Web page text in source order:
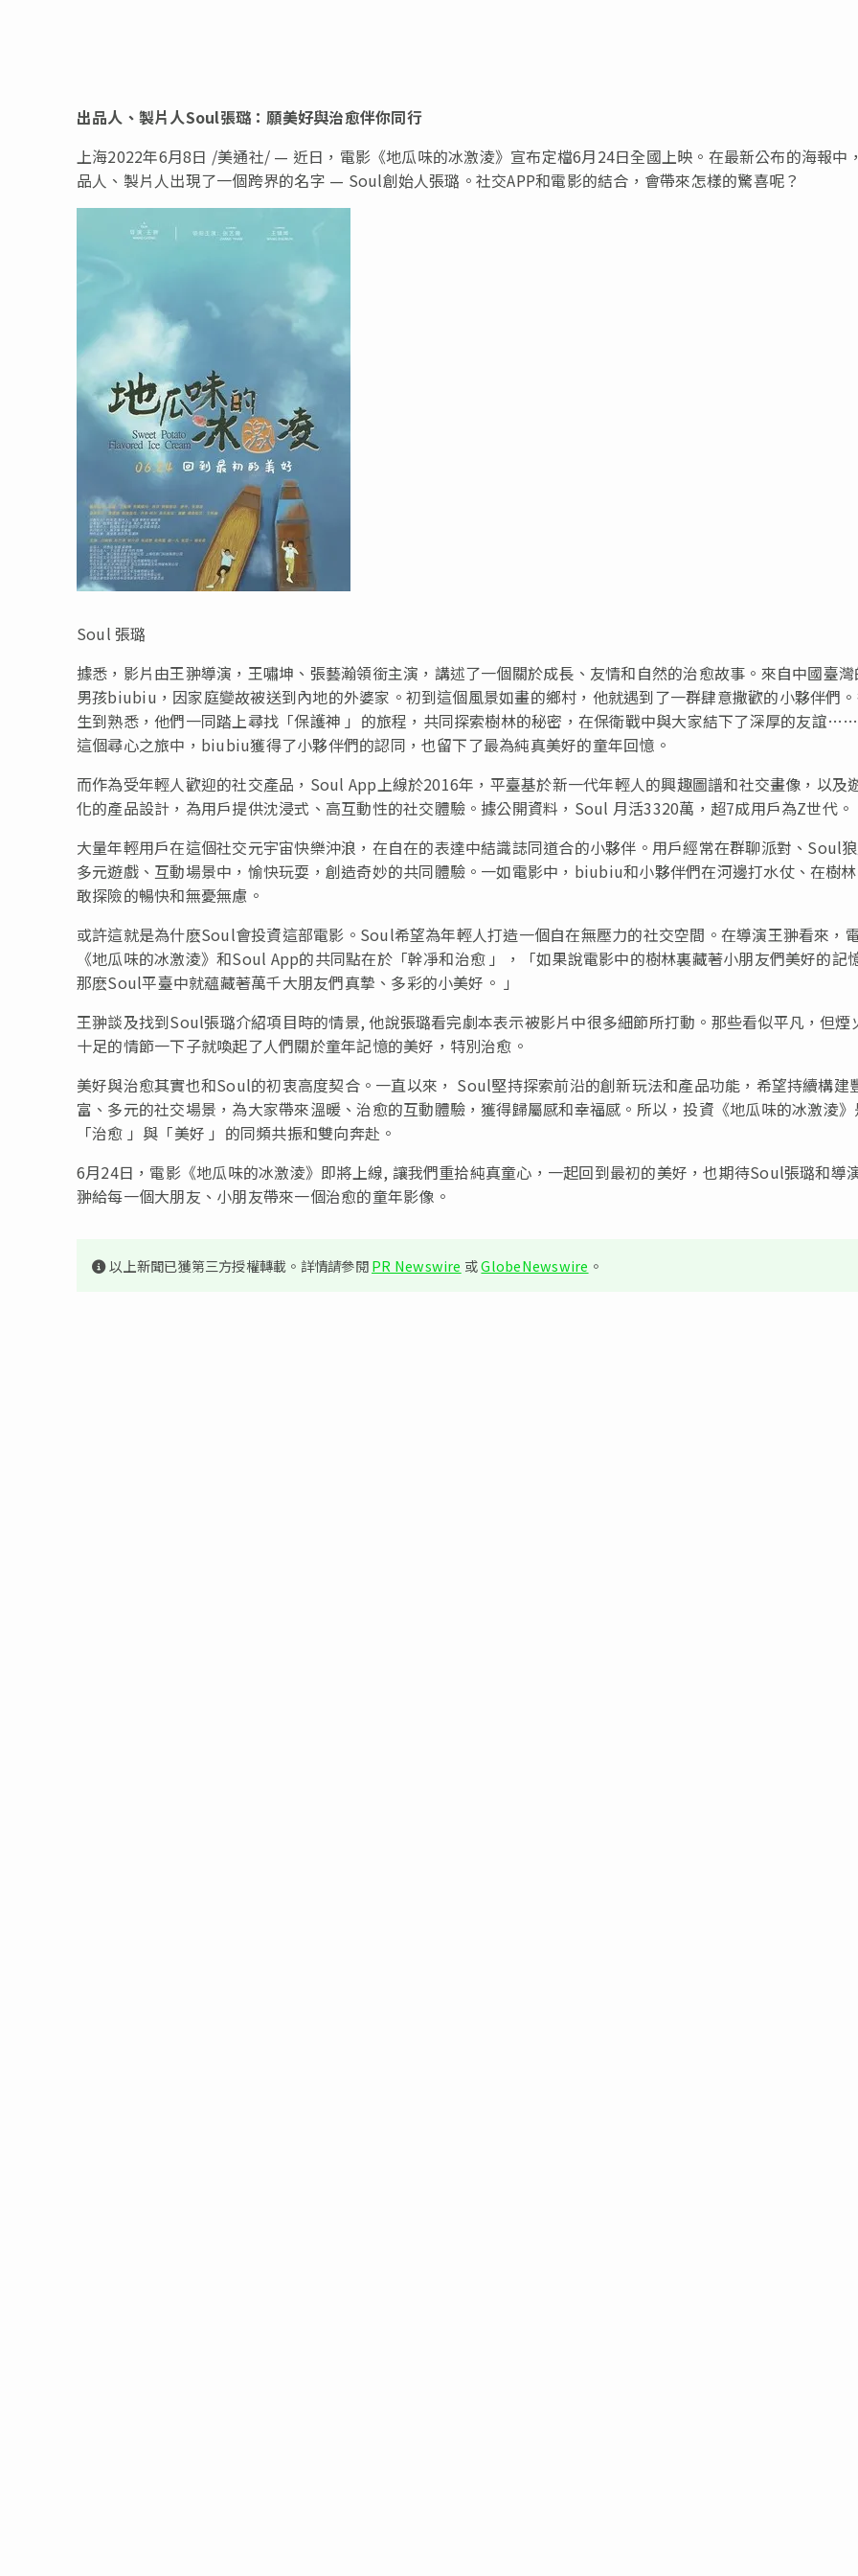
出品人、製片人Soul張璐：願美好與治愈伴你同行
上海2022年6月8日 /美通社/ — 近日，電影《地瓜味的冰激淩》宣布定檔6月24日全國上映。在最新公布的海報中
品人、製片人出現了一個跨界的名字 — Soul創始人張璐。社交APP和電影的結合，會帶來怎樣的驚喜呢？
Soul 張璐
據悉，影片由王翀導演，王嘯坤、張藝瀚領銜主演，講述了一個關於成長、友情和自然的治愈故事。來自中國臺
男孩biubiu，因家庭變故被送到內地的外婆家。初到這個風景如畫的鄉村，他就遇到了一群肆意撒歡的小夥伴們
生到熟悉，他們一同踏上尋找「保護神 」的旅程，共同探索樹林的秘密，在保衛戰中與大家結下了深厚的友誼
這個尋心之旅中，biubiu獲得了小夥伴們的認同，也留下了最為純真美好的童年回憶。
而作為受年輕人歡迎的社交產品，Soul App上線於2016年，平臺基於新一代年輕人的興趣圖譜和社交畫像，以及
化的產品設計，為用戶提供沈浸式、高互動性的社交體驗。據公開資料，Soul 月活3320萬，超7成用戶為Z世代。
大量年輕用戶在這個社交元宇宙快樂沖浪，在自在的表達中結識誌同道合的小夥伴。用戶經常在群聊派對、Soul
多元遊戲、互動場景中，愉快玩耍，創造奇妙的共同體驗。一如電影中，biubiu和小夥伴們在河邊打水仗、在樹
敢探險的暢快和無憂無慮。
或許這就是為什麽Soul會投資這部電影。Soul希望為年輕人打造一個自在無壓力的社交空間。在導演王翀看來，
《地瓜味的冰激淩》和Soul App的共同點在於「幹凈和治愈 」，「如果說電影中的樹林裏藏著小朋友們美好的記
那麽Soul平臺中就蘊藏著萬千大朋友們真摯、多彩的小美好。 」
王翀談及找到Soul張璐介紹項目時的情景, 他說張璐看完劇本表示被影片中很多細節所打動。那些看似平凡，但煙
十足的情節一下子就喚起了人們關於童年記憶的美好，特別治愈。
美好與治愈其實也和Soul的初衷高度契合。一直以來， Soul堅持探索前沿的創新玩法和產品功能，希望持續構建
富、多元的社交場景，為大家帶來溫暖、治愈的互動體驗，獲得歸屬感和幸福感。所以，投資《地瓜味的冰激淩》
「治愈 」與「美好 」的同頻共振和雙向奔赴。
6月24日，電影《地瓜味的冰激淩》即將上線, 讓我們重拾純真童心，一起回到最初的美好，也期待Soul張璐和導
翀給每一個大朋友、小朋友帶來一個治愈的童年影像。
以上新聞已獲第三方授權轉載。詳情請參閱PR Newswire 或GlobeNewswire 。